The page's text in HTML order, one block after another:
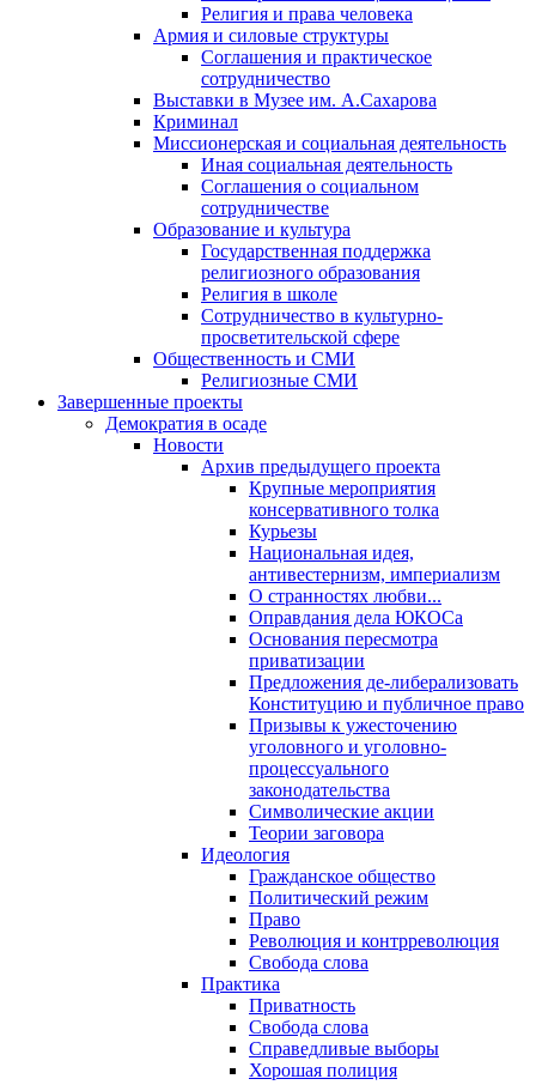
Религия и права человека
Армия и силовые структуры
Соглашения и практическое
сотрудничество
Выставки в Музее им. А.Сахарова
Криминал
Миссионерская и социальная деятельность
Иная социальная деятельность
Соглашения о социальном
сотрудничестве
Образование и культура
Государственная поддержка
религиозного образования
Религия в школе
Сотрудничество в культурно-
просветительской сфере
Общественность и СМИ
Религиозные СМИ
Завершенные проекты
Демократия в осаде
Новости
Архив предыдущего проекта
Крупные мероприятия
консервативного толка
Курьезы
Национальная идея,
антивестернизм, империализм
О странностях любви...
Оправдания дела ЮКОСа
Основания пересмотра
приватизации
Предложения де-либерализовать
Конституцию и публичное право
Призывы к ужесточению
уголовного и уголовно-
процессуального
законодательства
Символические акции
Теории заговора
Идеология
Гражданское общество
Политический режим
Право
Революция и контрреволюция
Свобода слова
Практика
Приватность
Свобода слова
Справедливые выборы
Хорошая полиция